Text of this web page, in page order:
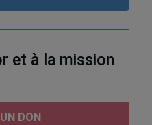
et à la mission
DON